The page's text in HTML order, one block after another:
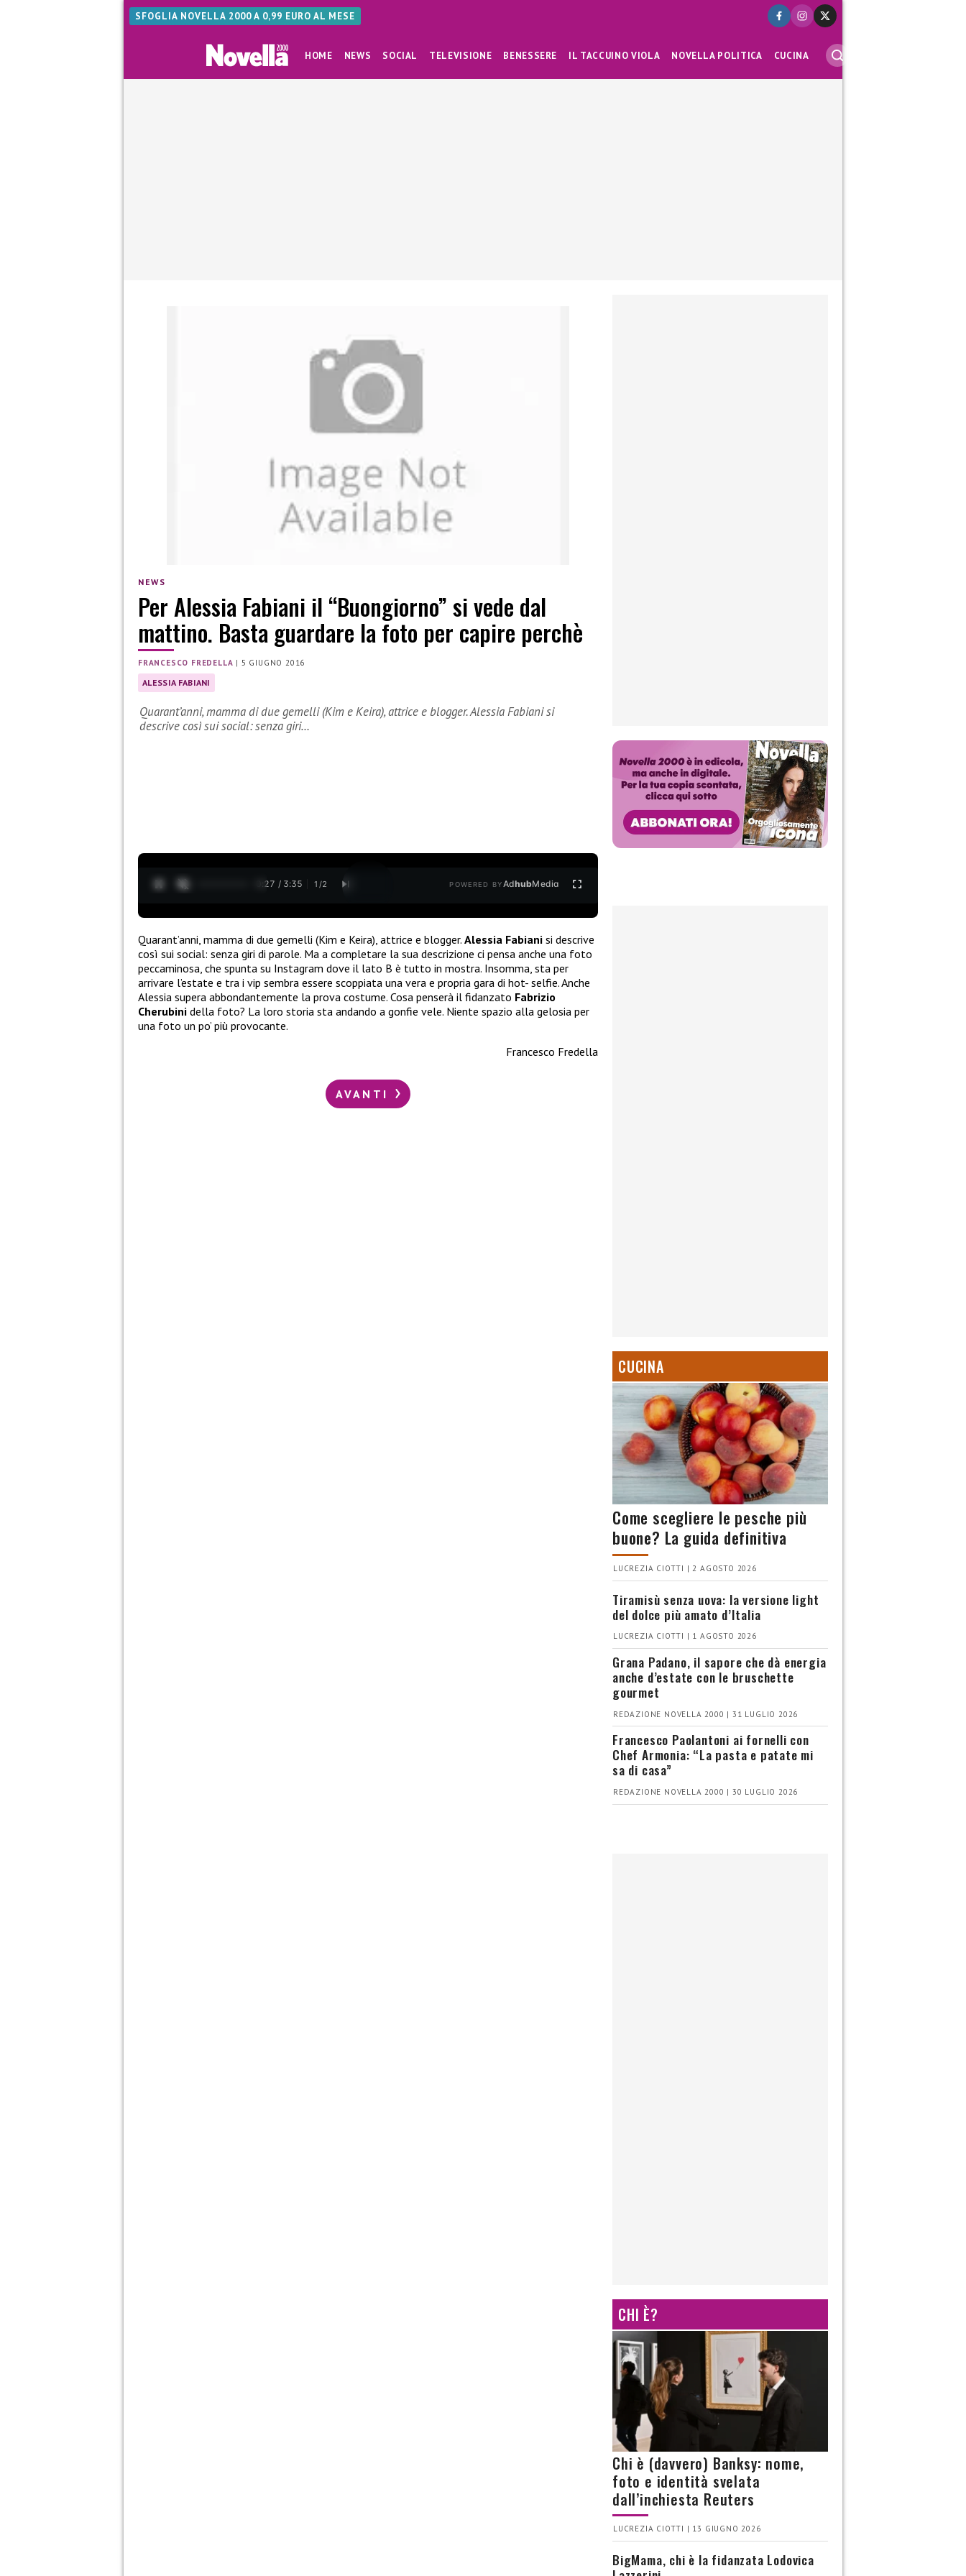
SFOGLIA NOVELLA 2000 A 0,99 EURO AL MESE
HOME NEWS SOCIAL TELEVISIONE BENESSERE IL TACCUINO VIOLA NOVELLA POLITICA CUCINA
NEWS
Per Alessia Fabiani il “Buongiorno” si vede dal
mattino. Basta guardare la foto per capire perchè
FRANCESCO FREDELLA | 5 GIUGNO 2016
ALESSIA FABIANI
Quarant’anni, mamma di due gemelli (Kim e Keira), attrice e blogger. Alessia Fabiani si
descrive così sui social: senza giri…
0:28 / 3:35 1 /2 POWERED BYAdhubMedia
Quarant’anni, mamma di due gemelli (Kim e Keira), attrice e blogger. Alessia Fabiani si descrive
così sui social: senza giri di parole. Ma a completare la sua descrizione ci pensa anche una foto
peccaminosa, che spunta su Instagram dove il lato B è tutto in mostra. Insomma, sta per
arrivare l’estate e tra i vip sembra essere scoppiata una vera e propria gara di hot- selfie. Anche
Alessia supera abbondantemente la prova costume. Cosa penserà il fidanzato Fabrizio
Cherubini della foto? La loro storia sta andando a gonfie vele. Niente spazio alla gelosia per
una foto un po’ più provocante.
Francesco Fredella
AVANTI
CUCINA
Come scegliere le pesche più
buone? La guida definitiva
LUCREZIA CIOTTI | 2 AGOSTO 2026
Tiramisù senza uova: la versione light
del dolce più amato d’Italia
LUCREZIA CIOTTI | 1 AGOSTO 2026
Grana Padano, il sapore che dà energia
anche d’estate con le bruschette
gourmet
REDAZIONE NOVELLA 2000 | 31 LUGLIO 2026
Francesco Paolantoni ai fornelli con
Chef Armonia: “La pasta e patate mi
sa di casa”
REDAZIONE NOVELLA 2000 | 30 LUGLIO 2026
CHI È?
Chi è (davvero) Banksy: nome,
foto e identità svelata
dall’inchiesta Reuters
LUCREZIA CIOTTI | 13 GIUGNO 2026
BigMama, chi è la fidanzata Lodovica